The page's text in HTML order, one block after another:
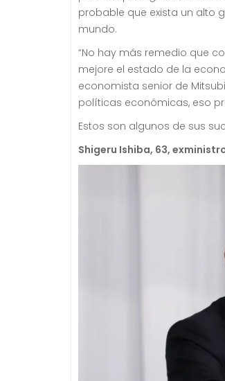
probable que exista un alto
mundo.
“No hay más remedio que
mejore el estado de la
economista senior de
políticas económicas, eso
Estos son algunos de sus
Shigeru Ishiba, 63,